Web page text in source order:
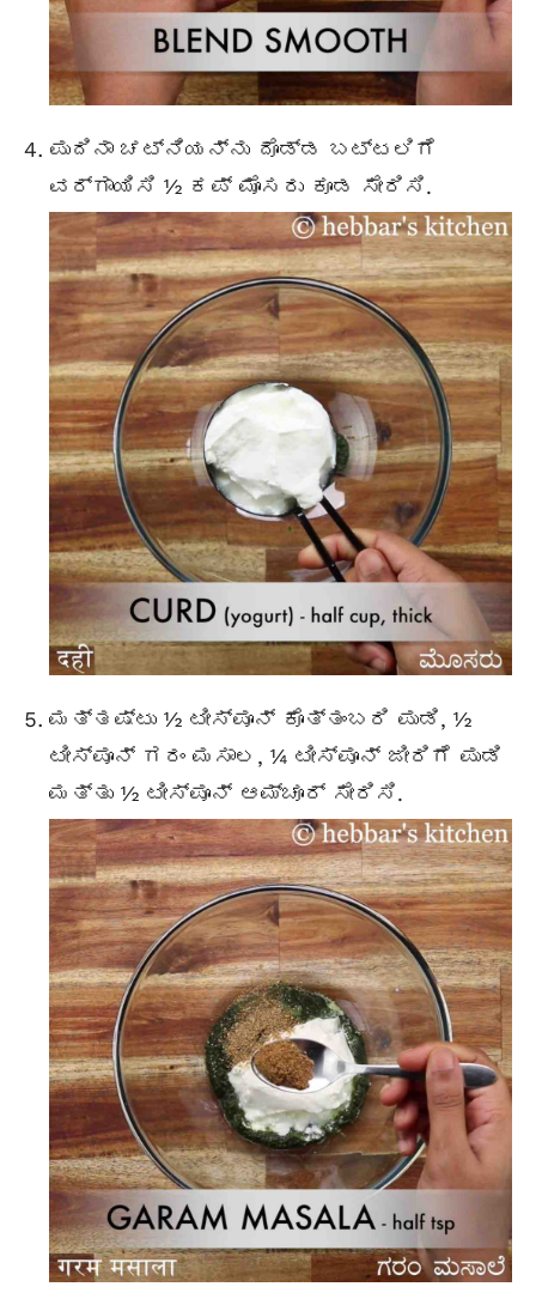
ಪುದಿನಾ ಚಟ್ನಿಯನ್ನು ದೊಡ್ಡ ಬಟ್ಟಲಿಗೆ
ವರ್ಗಾಯಿಸಿ ½ ಕಪ್ ಮೊಸರು ಕೂಡ ಸೇರಿಸಿ.
ಮತ್ತಷ್ಟು ½ ಟೀಸ್ಪೂನ್ ಕೊತ್ತಂಬರಿ ಪುಡಿ, ½
ಟೀಸ್ಪೂನ್ ಗರಂ ಮಸಾಲ, ¼ ಟೀಸ್ಪೂನ್ ಜೀರಿಗೆ ಪುಡಿ
ಮತ್ತು ½ ಟೀಸ್ಪೂನ್ ಆಮ್ಚೂರ್ ಸೇರಿಸಿ.